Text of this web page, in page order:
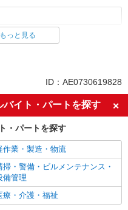
す
経験歓迎
卒・第二新卒歓迎
主婦・主夫歓迎
歴不問
ドル（40代～）活躍中
ニア（60代～）活躍中
ーナス・賞与あり
っと見る
ID：AE0730619828
バイト・パートを探す
・パートを探す
作業・製造・物流
掃・警備・ビルメンテナンス・
備管理
療・介護・福祉